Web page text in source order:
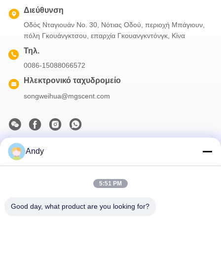
Διεύθυνση
Οδός Νταγιουάν Νο. 30, Νότιας Οδού, περιοχή Μπάγιουν,
πόλη Γκουάνγκτσου, επαρχία Γκουανγκντόνγκ, Κίνα
Τηλ.
0086-15088066572
Ηλεκτρονικό ταχυδρομείο
songweihua@mgscent.com
Το Δελτίο Ενημέρωσης
Andy
5:51 PM
Good day, what product are you looking for?